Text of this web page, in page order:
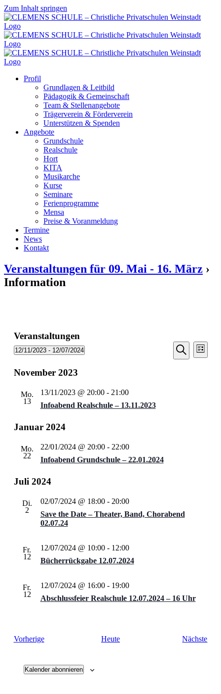
Zum Inhalt springen
Profil
Grundlagen & Leitbild
Pädagogik & Gemeinschaft
Team & Stellenangebote
Trägerverein & Förderverein
Unterstützen & Spenden
Angebote
Grundschule
Realschule
Hort
KITA
Musikarche
Kurse
Seminare
Ferienprogramme
Mensa
Preise & Voranmeldung
Termine
News
Kontakt
Veranstaltungen für 09. Mai - 16. März ›
Information
Veranstaltungen
Suche
Suche
Liste
12/11/2023 - 12/07/2024
wählen.
November 2023
Mo.
13
Infoabend Realschule – 13.11.2023
13/11/2023 @ 20:00- 21:00
Januar 2024
Mo.
22
Infoabend Grundschule – 22.01.2024
22/01/2024 @ 20:00- 22:00
Juli 2024
Di.
2
Save the Date – Theater, Band, Chorabend
02.07.24
02/07/2024 @ 18:00- 20:00
Fr.
12
Bücherrückgabe 12.07.2024
12/07/2024 @ 10:00- 12:00
Fr.
12
Abschlussfeier Realschule 12.07.2024 – 16 Uhr
12/07/2024 @ 16:00- 19:00
VorherigeVeranstaltungen Heute Nächste
Kalender abonnieren